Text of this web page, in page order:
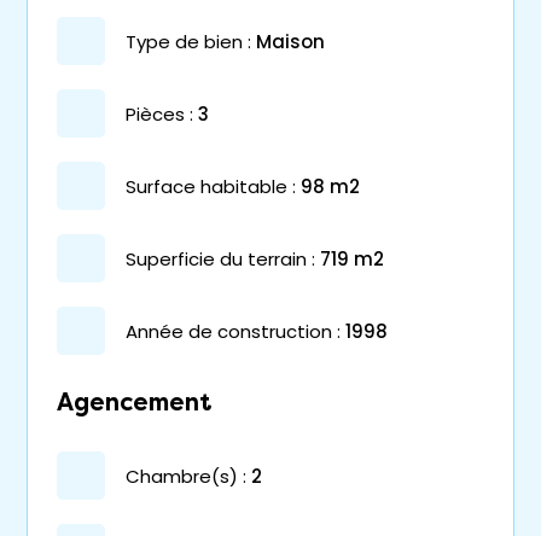
type de bien : maison
pièces : 3
surface habitable : 98 m2
superficie du terrain : 719 m2
année de construction : 1998
Agencement
chambre(s) : 2